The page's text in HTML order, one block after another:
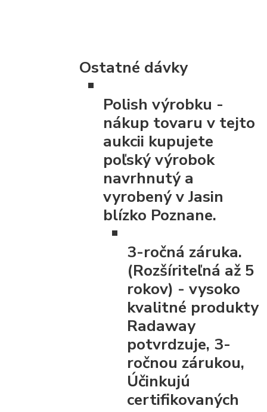
Ostatné dávky
Polish výrobku -
nákup tovaru v tejto
aukcii kupujete
poľský výrobok
navrhnutý a
vyrobený v Jasin
blízko Poznane.
3-ročná záruka.
(Rozšíriteľná až 5
rokov) - vysoko
kvalitné produkty
Radaway
potvrdzuje, 3-
ročnou zárukou,
Účinkujú
certifikovaných